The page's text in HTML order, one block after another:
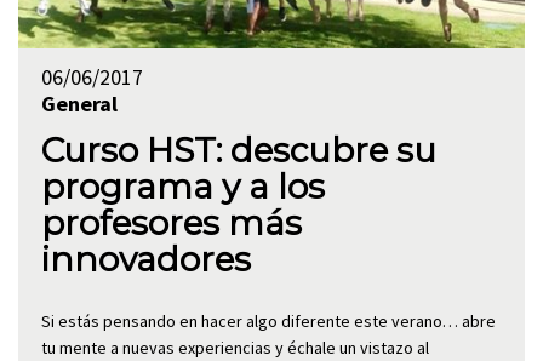
06/06/2017
General
Curso HST: descubre su
programa y a los
profesores más
innovadores
Si estás pensando en hacer algo diferente este verano… abre
tu mente a nuevas experiencias y échale un vistazo al